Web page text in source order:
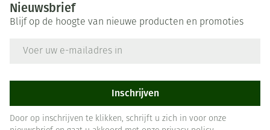
Nieuwsbrief
Blijf op de hoogte van nieuwe producten en promoties
Inschrijven
Door op inschrijven te klikken, schrijft u zich in voor onze